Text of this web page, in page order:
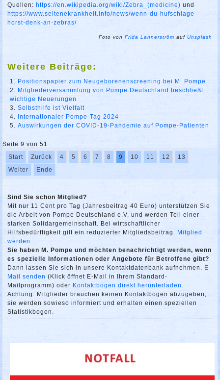
Quellen: https://en.wikipedia.org/wiki/Zebra_(medicine) und
https://www.seltenekrankheit.info/news/wenn-du-hufschlage-
horst-denk-an-zebras/
Foto vonFrida Lannerström aufUnsplash
Weitere Beiträge:
Positionspapier zum Neugeborenenscreening bei M. Pompe
Mitgliederversammlung von Pompe Deutschland beschließt
wichtige Neuerungen
Selbsthilfe ist Vielfalt
Internationaler Pompe-Tag 2024
Auswirkungen der COVID-19-Pandemie auf Pompe-Patienten
Seite 9 von 51
Start
Zurück 4 5 6 7 8 9 10 11 12
13
Weiter
Ende
Sind Sie schon Mitglied?
Mit nur 11 Cent pro Tag (Jahresbeitrag 40 Euro) unterstützen Sie
die Arbeit von Pompe Deutschland e.V. und werden Teil einer
starken Solidargemeinschaft. Bei wirtschaftlicher
Hilfsbedürftigkeit gilt ein reduzierter Mitgliedsbeitrag. Mitglied
werden...
Sie haben M. Pompe und möchten benachrichtigt werden, wenn
es spezielle Informationen oder Angebote für Betroffene gibt?
Dann lassen Sie sich in unsere Kontaktdatenbank aufnehmen. E-
Mail senden (Klick öffnet E-Mail in Ihrem Standard-
Mailprogramm) oder Kontaktbogen direkt herunterladen .
Achtung: Mitglieder brauchen keinen Kontaktbogen abzugeben;
sie werden sowieso informiert und erhalten einen speziellen
Statistikbogen.